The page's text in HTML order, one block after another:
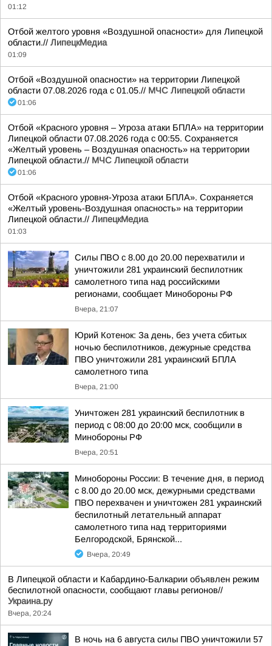
01:12
Отбой желтого уровня «Воздушной опасности» для Липецкой
области.// ЛипецкМедиа
01:09
Отбой «Воздушной опасности» на территории Липецкой
области 07.08.2026 года с 01.05.// МЧС Липецкой области
01:06
Отбой «Красного уровня – Угроза атаки БПЛА» на территории
Липецкой области 07.08.2026 года с 00:55. Сохраняется
«Желтый уровень – Воздушная опасность» на территории
Липецкой области.// МЧС Липецкой области
01:06
Отбой «Красного уровня-Угроза атаки БПЛА». Сохраняется
«Желтый уровень-Воздушная опасность» на территории
Липецкой области.// ЛипецкМедиа
01:03
Силы ПВО с 8.00 до 20.00 перехватили и
уничтожили 281 украинский беспилотник
самолетного типа над российскими
регионами, сообщает Минобороны РФ
Вчера, 21:07
Юрий Котенок: За день, без учета сбитых
ночью беспилотников, дежурные средства
ПВО уничтожили 281 украинский БПЛА
самолетного типа
Вчера, 21:00
Уничтожен 281 украинский беспилотник в
период с 08:00 до 20:00 мск, сообщили в
Минобороны РФ
Вчера, 20:51
Минобороны России: В течение дня, в период
с 8.00 до 20.00 мск, дежурными средствами
ПВО перехвачен и уничтожен 281 украинский
беспилотный летательный аппарат
самолетного типа над территориями
Белгородской, Брянской...
Вчера, 20:49
В Липецкой области и Кабардино-Балкарии объявлен режим
беспилотной опасности, сообщают главы регионов//
Украина.ру
Вчера, 20:24
В ночь на 6 августа силы ПВО уничтожили 57